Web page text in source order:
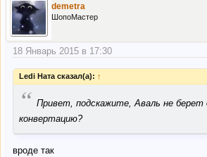
demetra
ШопоМастер
18 Январь 2015 в 17:30
Ledi Ната сказал(а): ↑
“ Привет, подскажите, Аваль не берет
конвертацию?
вроде так